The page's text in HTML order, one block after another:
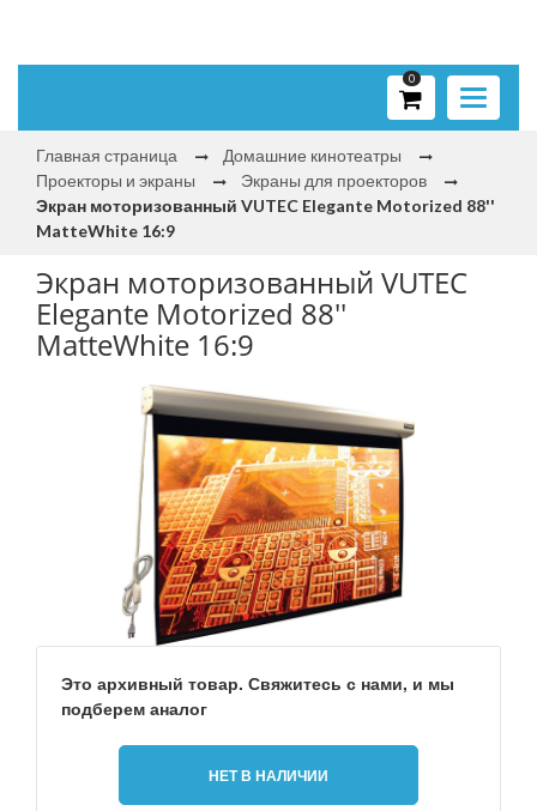
Toggle
0
Главная страница
Домашние кинотеатры
Проекторы и экраны
Экраны для проекторов
Экран моторизованный VUTEC Elegante Motorized 88''
MatteWhite 16:9
Экран моторизованный VUTEC
Elegante Motorized 88''
MatteWhite 16:9
Это архивный товар. Свяжитесь с нами, и мы
подберем аналог
НЕТ В НАЛИЧИИ